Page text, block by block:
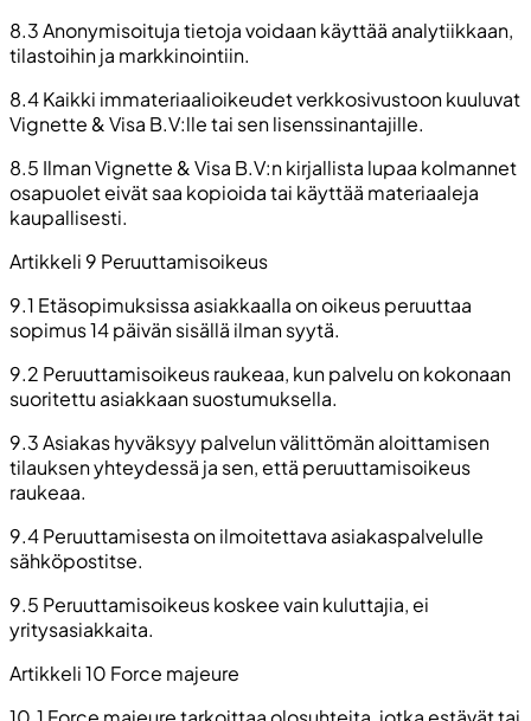
8.3 Anonymisoituja tietoja voidaan käyttää analytiikkaan,
tilastoihin ja markkinointiin.
8.4 Kaikki immateriaalioikeudet verkkosivustoon kuuluvat
Vignette & Visa B.V:lle tai sen lisenssinantajille.
8.5 Ilman Vignette & Visa B.V:n kirjallista lupaa kolmannet
osapuolet eivät saa kopioida tai käyttää materiaaleja
kaupallisesti.
Artikkeli 9 Peruuttamisoikeus
9.1 Etäsopimuksissa asiakkaalla on oikeus peruuttaa
sopimus 14 päivän sisällä ilman syytä.
9.2 Peruuttamisoikeus raukeaa, kun palvelu on kokonaan
suoritettu asiakkaan suostumuksella.
9.3 Asiakas hyväksyy palvelun välittömän aloittamisen
tilauksen yhteydessä ja sen, että peruuttamisoikeus
raukeaa.
9.4 Peruuttamisesta on ilmoitettava asiakaspalvelulle
sähköpostitse.
9.5 Peruuttamisoikeus koskee vain kuluttajia, ei
yritysasiakkaita.
Artikkeli 10 Force majeure